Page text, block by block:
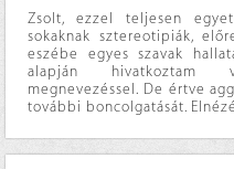
Zsolt, ezzel teljesen
sokaknak sztereotipiák,
eszébe egyes szavak
alapján hivatkoztam
megnevezéssel. De értve
további boncolgatását.